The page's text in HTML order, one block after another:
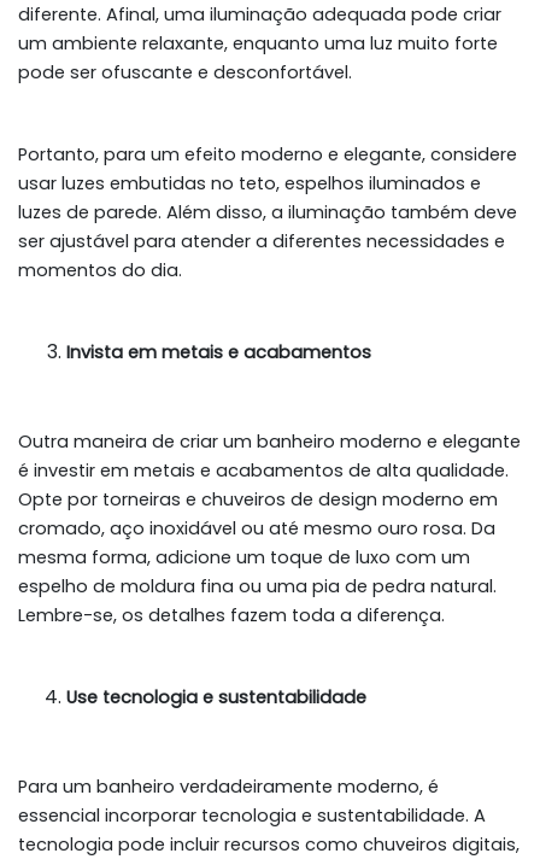
diferente. Afinal, uma iluminação adequada pode criar
um ambiente relaxante, enquanto uma luz muito forte
pode ser ofuscante e desconfortável.
Portanto, para um efeito moderno e elegante, considere
usar luzes embutidas no teto, espelhos iluminados e
luzes de parede. Além disso, a iluminação também deve
ser ajustável para atender a diferentes necessidades e
momentos do dia.
Invista em metais e acabamentos
Outra maneira de criar um banheiro moderno e elegante
é investir em metais e acabamentos de alta qualidade.
Opte por torneiras e chuveiros de design moderno em
cromado, aço inoxidável ou até mesmo ouro rosa. Da
mesma forma, adicione um toque de luxo com um
espelho de moldura fina ou uma pia de pedra natural.
Lembre-se, os detalhes fazem toda a diferença.
Use tecnologia e sustentabilidade
Para um banheiro verdadeiramente moderno, é
essencial incorporar tecnologia e sustentabilidade. A
tecnologia pode incluir recursos como chuveiros digitais,